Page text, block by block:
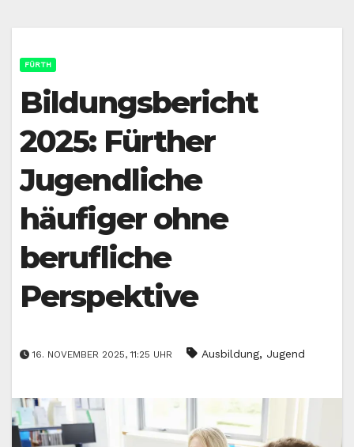
FÜRTH
Bildungsbericht
2025: Fürther
Jugendliche
häufiger ohne
berufliche
Perspektive
16. NOVEMBER 2025, 11:25 UHR Ausbildung, Jugend